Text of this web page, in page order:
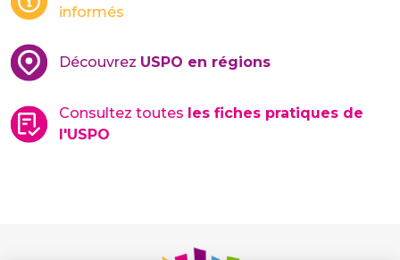
informés
Découvrez USPO en régions
Consultez toutes les fiches pratiques de
l'USPO